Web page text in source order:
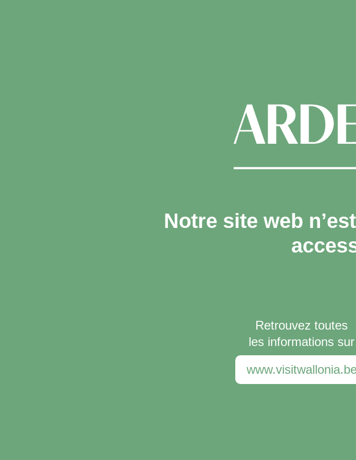
Notre site web
Retrouvez toutes
les informations sur